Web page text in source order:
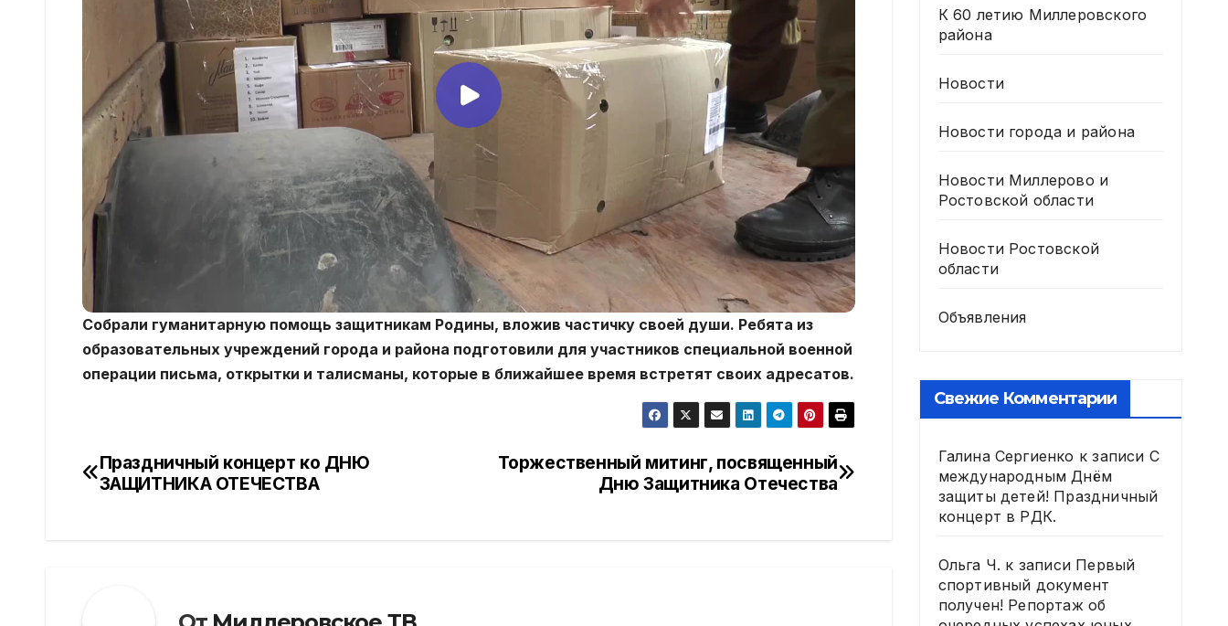
Собрали гуманитарную помощь защитникам Родины, вложив частичку своей души. Ребята из
образовательных учреждений города и района подготовили для участников специальной военной
операции письма, открытки и талисманы, которые в ближайшее время встретят своих адресатов.
Навигация
Торжественный митинг, посвященный
Дню Защитника Отечества
Праздничный концерт ко ДНЮ
ЗАЩИТНИКА ОТЕЧЕСТВА
К 60 летию Миллеровского
района
Новости
Новости города и района
Новости Миллерово и
Ростовской области
Новости Ростовской
области
Объявления
Свежие Комментарии
Галина Сергиенко к записи С
международным Днём
защиты детей! Праздничный
концерт в РДК.
Ольга Ч. к записи Первый
спортивный документ
получен! Репортаж об